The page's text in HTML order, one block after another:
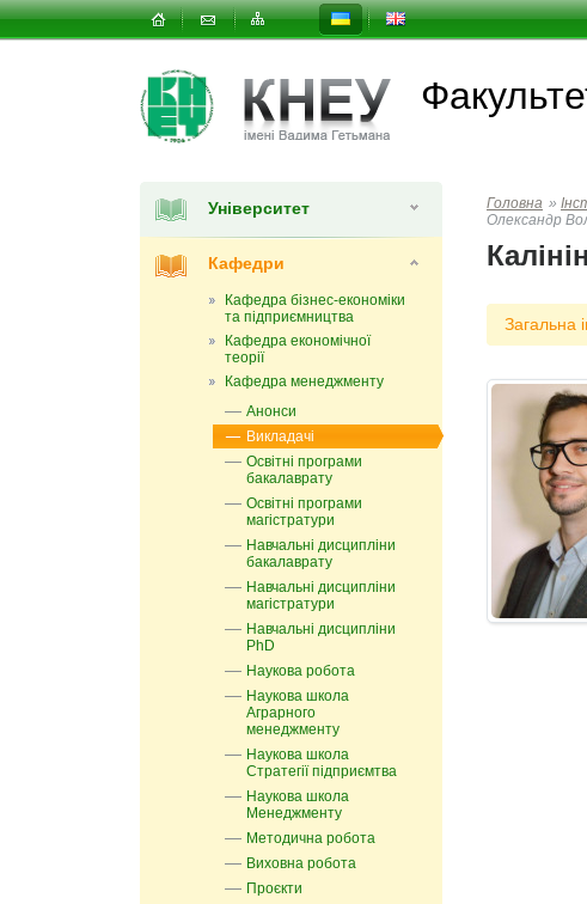
Університет
Кафедри
Кафедра бізнес-економіки
та підприємництва
Кафедра економічної
теорії
Кафедра менеджменту
Анонси
Викладачі
Освітні програми
бакалаврату
Освітні програми
магістратури
Навчальні дисципліни
бакалаврату
Навчальні дисципліни
магістратури
Навчальні дисципліни
PhD
Наукова робота
Наукова школа
Аграрного
менеджменту
Наукова школа
Стратегії підприємтва
Наукова школа
Менеджменту
Методична робота
Виховна робота
Проєкти
Головна »
Олександр
Загальна